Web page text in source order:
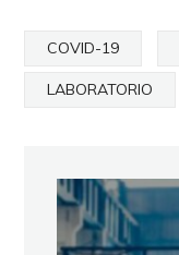
COVID-19
LABORATORIO